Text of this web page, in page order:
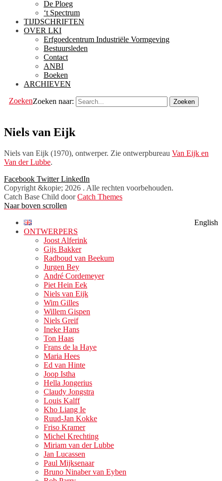
De Ploeg
‘t Spectrum
TIJDSCHRIFTEN
OVER LKI
Erfgoedcentrum Industriële Vormgeving
Bestuursleden
Contact
ANBI
Boeken
ARCHIEVEN
ZoekenZoeken naar:
Niels van Eijk
Niels van Eijk (1970), ontwerper. Zie ontwerpbureau Van Eijk en
Van der Lubbe.
Facebook Twitter LinkedIn
Copyright &kopie; 2026 . Alle rechten voorbehouden.
Catch Base Child doorCatch Themes
Naar boven scrollen
English
ONTWERPERS
Joost Alferink
Gijs Bakker
Radboud van Beekum
Jurgen Bey
André Cordemeyer
Piet Hein Eek
Niels van Eijk
Wim Gilles
Willem Gispen
Niels Greif
Ineke Hans
Ton Haas
Frans de la Haye
Maria Hees
Ed van Hinte
Joop Istha
Hella Jongerius
Claudy Jongstra
Louis Kalff
Kho Liang Ie
Ruud-Jan Kokke
Friso Kramer
Michel Krechting
Miriam van der Lubbe
Jan Lucassen
Paul Mijksenaar
Bruno Ninaber van Eyben